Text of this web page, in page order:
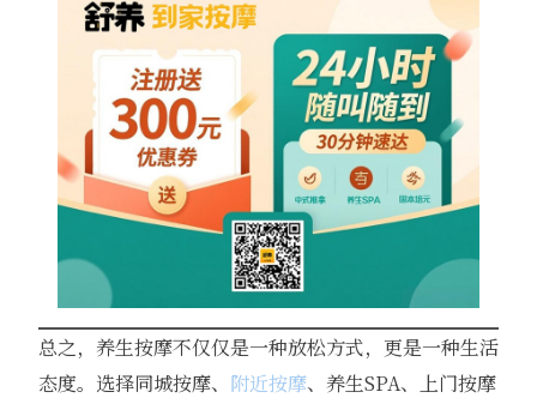
总之，养生按摩不仅仅是一种放松方式，更是一种生活
态度。选择同城按摩、 附近按摩、养生SPA、上门按摩